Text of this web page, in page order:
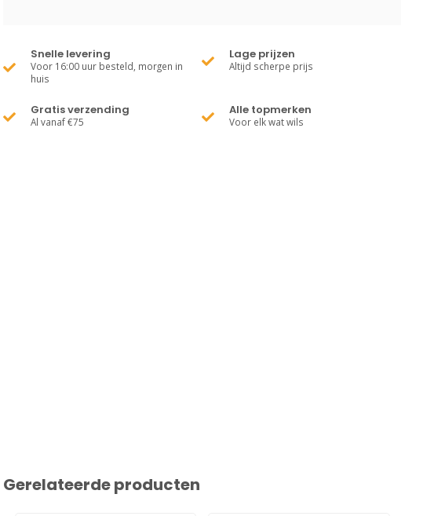
Snelle levering
Voor 16:00 uur besteld, morgen in
huis
Lage prijzen
Altijd scherpe prijs
Gratis verzending
Al vanaf €75
Alle topmerken
Voor elk wat wils
Gerelateerde producten